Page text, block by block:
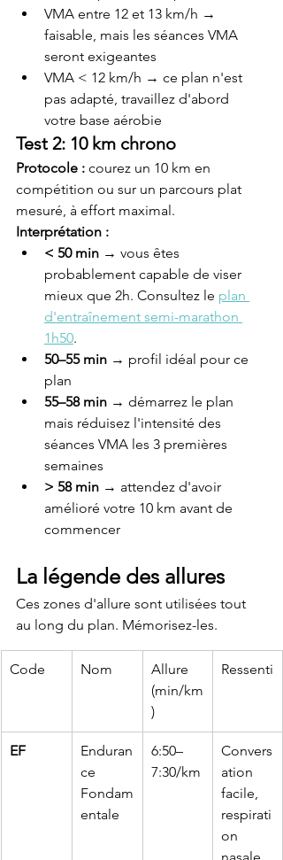
VMA entre 12 et 13 km/h →
faisable, mais les séances VMA
seront exigeantes
VMA < 12 km/h → ce plan n'est
pas adapté, travaillez d'abord
votre base aérobie
Test 2: 10 km chrono
Protocole : courez un 10 km en
compétition ou sur un parcours plat
mesuré, à effort maximal.
Interprétation :
< 50 min → vous êtes
probablement capable de viser
mieux que 2h. Consultez le plan
d'entraînement semi-marathon
1h50.
50–55 min → profil idéal pour ce
plan
55–58 min → démarrez le plan
mais réduisez l'intensité des
séances VMA les 3 premières
semaines
> 58 min → attendez d'avoir
amélioré votre 10 km avant de
commencer
La légende des allures
Ces zones d'allure sont utilisées tout
au long du plan. Mémorisez-les.
Code Nom
Allure
(min/km
)
Ressenti
EF
Enduran
ce
Fondam
entale
6:50–
7:30/km
Convers
ation
facile,
respirati
on